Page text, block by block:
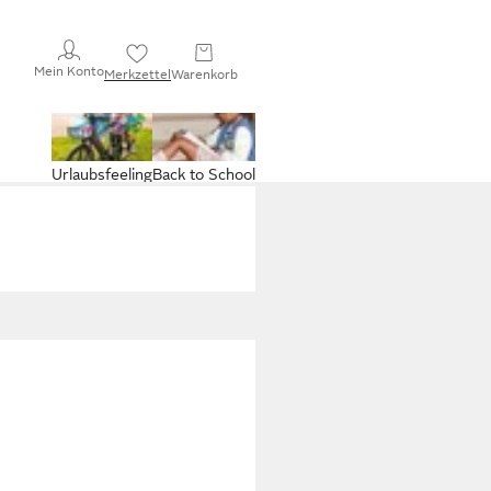
Mein KontoMerkzettelWarenkorb
Back to School
Urlaubsfeeling